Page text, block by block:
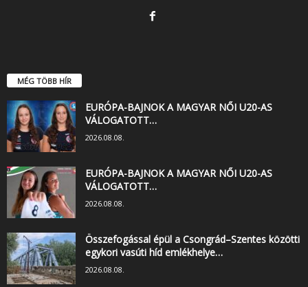
MÉG TÖBB HÍR
EURÓPA-BAJNOK A MAGYAR NŐI U20-AS
VÁLOGATOTT…
2026.08.08.
EURÓPA-BAJNOK A MAGYAR NŐI U20-AS
VÁLOGATOTT…
2026.08.08.
Összefogással épül a Csongrád–Szentes közötti
egykori vasúti híd emlékhelye…
2026.08.08.